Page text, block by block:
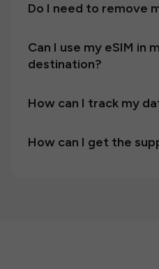
Do I need to remove
Can I use my eSIM in
destination?
How can I track my
How can I get the